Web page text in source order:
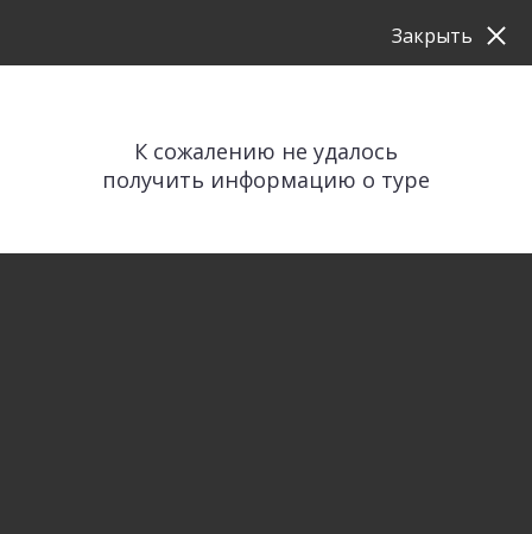
К сожалению не удалось
получить информацию о туре
Закрыть